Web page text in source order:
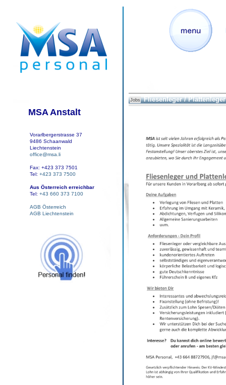
MSA Anstalt
Vorarlbergerstrasse 37
9486 Schaanwald
Liechtenstein
office@msa.li
Fax: +423 373 7501
Tel: +423 373 7500
Aus Österreich erreichbar
Tel: +43 660 373 7100
AGB Österreich
AGB Liechtenstein
Jobs Fliesenleger / Plattenleger